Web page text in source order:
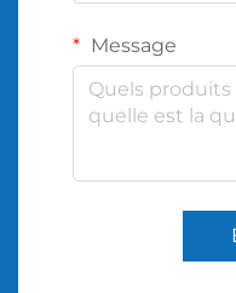
Message